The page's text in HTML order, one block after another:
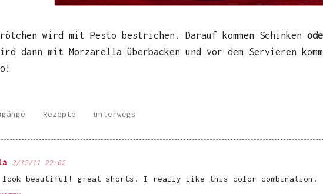
wird mit Pesto bestrichen. Darauf kommen Schinken
dann mit Morzarella überbacken und vor dem Servieren
Rezepte unterwegs
3/12/11 22:02
look beautiful! great shorts! I really like this color combination!